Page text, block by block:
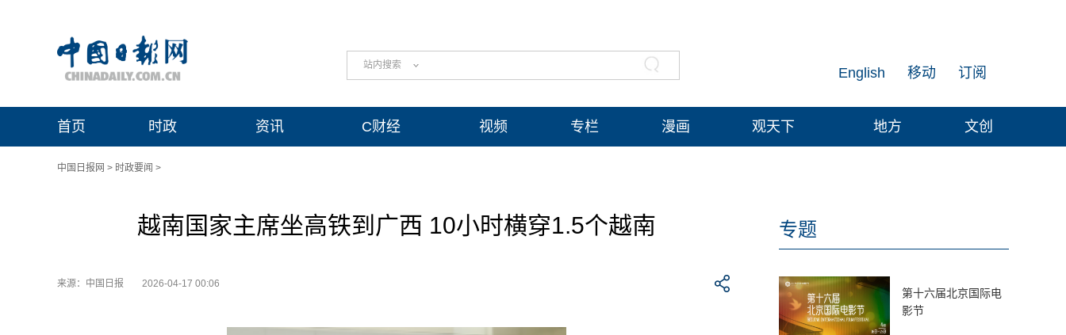
站内搜索 订阅
移动
English
首页 时政 资讯 C财经 视频 专栏 漫画 观天下 地方 文创
中国日报网 > 时政要闻 >
越南国家主席坐高铁到广西 10小时横穿1.5个越南
来源：中国日报 2026-04-17 00:06
专题
第十六届北京国际电
影节